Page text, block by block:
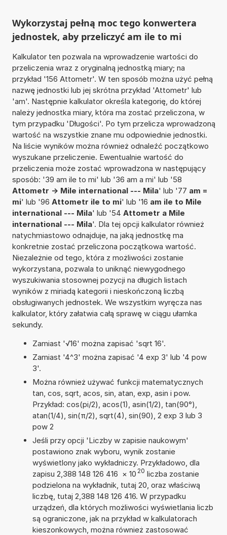
Wykorzystaj pełną moc tego konwertera
jednostek, aby przeliczyć am ile to mi
Kalkulator ten pozwala na wprowadzenie wartości do
przeliczenia wraz z oryginalną jednostką miary; na
przykład '156 Attometr'. W ten sposób można użyć pełną
nazwę jednostki lub jej skrótna przykład 'Attometr' lub
'am'. Następnie kalkulator określa kategorię, do której
należy jednostka miary, która ma zostać przeliczona, w
tym przypadku 'Długości'. Po tym przelicza wprowadzoną
wartość na wszystkie znane mu odpowiednie jednostki.
Na liście wyników można również odnaleźć początkowo
wyszukane przeliczenie. Ewentualnie wartość do
przeliczenia może zostać wprowadzona w następujący
sposób: '39 am ile to mi' lub '36 am a mi' lub '58
Attometr -> Mile international --- Mila' lub '77 am =
mi' lub '96 Attometr ile to mi' lub '16 am ile to Mile
international --- Mila' lub '54 Attometr a Mile
international --- Mila'. Dla tej opcji kalkulator również
natychmiastowo odnajduje, na jaką jednostkę ma
konkretnie zostać przeliczona początkowa wartość.
Niezależnie od tego, która z możliwości zostanie
wykorzystana, pozwala to uniknąć niewygodnego
wyszukiwania stosownej pozycji na długich listach
wyników z miriadą kategorii i nieskończoną liczbą
obsługiwanych jednostek. We wszystkim wyręcza nas
kalkulator, który załatwia całą sprawę w ciągu ułamka
sekundy.
Zamiast '√16' można zapisać 'sqrt 16'.
Zamiast '4^3' można zapisać '4 exp 3' lub '4 pow
3'.
Można również używać funkcji matematycznych
tan, cos, sqrt, acos, sin, atan, exp, asin i pow.
Przykład: cos(pi/2), acos(1), asin(1/2), tan(90°),
atan(1/4), sin(π/2), sqrt(4), sin(90), 2 exp 3 lub 3
pow 2
Jeśli przy opcji 'Liczby w zapisie naukowym'
postawiono znak wyboru, wynik zostanie
wyświetlony jako wykładniczy. Przykładowo, dla
zapisu 2,388 148 126 416 × 10 20 liczba zostanie
podzielona na wykładnik, tutaj 20, oraz właściwą
liczbę, tutaj 2,388 148 126 416. W przypadku
urządzeń, dla których możliwości wyświetlania liczb
są ograniczone, jak na przykład w kalkulatorach
kieszonkowych, można również zastosować